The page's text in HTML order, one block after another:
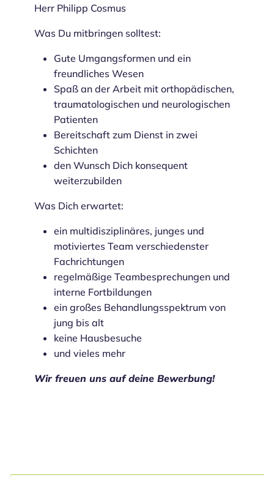
Herr Philipp Cosmus
Was Du mitbringen solltest:
Gute Umgangsformen und ein
freundliches Wesen
Spaß an der Arbeit mit orthopädischen,
traumatologischen und neurologischen
Patienten
Bereitschaft zum Dienst in zwei
Schichten
den Wunsch Dich konsequent
weiterzubilden
Was Dich erwartet:
ein multidisziplinäres, junges und
motiviertes Team verschiedenster
Fachrichtungen
regelmäßige Teambesprechungen und
interne Fortbildungen
ein großes Behandlungsspektrum von
jung bis alt
keine Hausbesuche
und vieles mehr
Wir freuen uns auf deine Bewerbung!